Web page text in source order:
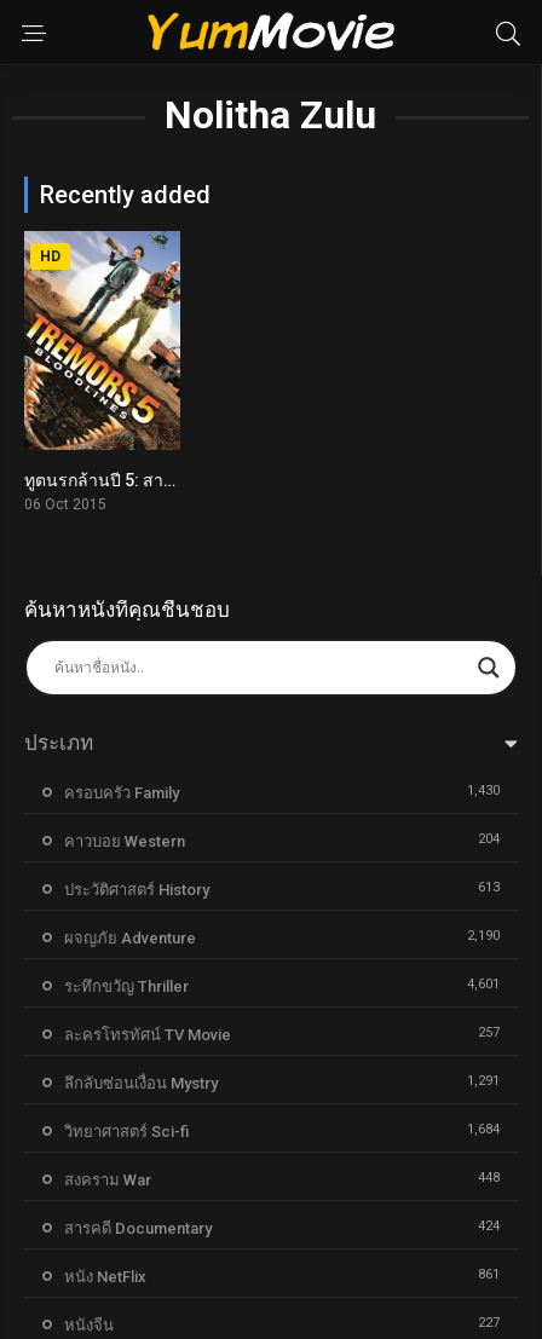
Nolitha Zulu
Recently added
5.3
HD
ทูตนรกล้านปี 5: สายพันธุ์เขมือบโลก Tremors 5: Bloodlines (2015)
06 Oct 2015
ค้นหาหนังที่คุณชื่นชอบ
ประเภท
ครอบครัว Family 1,430
คาวบอย Western 204
ประวัติศาสตร์ History 613
ผจญภัย Adventure 2,190
ระทึกขวัญ Thriller 4,601
ละครโทรทัศน์ TV Movie 257
ลึกลับซ่อนเงื่อน Mystry 1,291
วิทยาศาสตร์ Sci-fi 1,684
สงคราม War 448
สารคดี Documentary 424
หนัง NetFlix 861
หนังจีน 227